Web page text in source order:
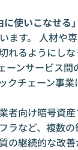
使いこなせる
ます。 人材や
るようにしな
ンサービス間
クチェーン事
者向け暗号資
など、複数の
継続的な改善